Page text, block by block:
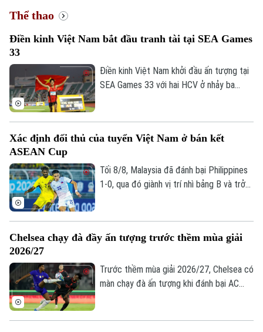
Chuyên mục
Thời sự
Thể thao
Điền kinh Việt Nam bắt đầu tranh tài tại SEA Games
33
Điền kinh Việt Nam khởi đầu ấn tượng tại
SEA Games 33 với hai HCV ở nhảy ba
Xác định đối thủ của tuyển Việt Nam ở bán kết
ASEAN Cup
Tối 8/8, Malaysia đã đánh bại Philippines
1-0, qua đó giành vị trí nhì bảng B và trở
Chelsea chạy đà đầy ấn tượng trước thềm mùa giải
2026/27
Trước thềm mùa giải 2026/27, Chelsea có
màn chạy đà ấn tượng khi đánh bại AC